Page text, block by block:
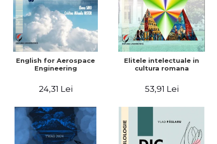
English for Aerospace
Engineering
24,31 Lei
Elitele intelectuale in
cultura romana
53,91 Lei